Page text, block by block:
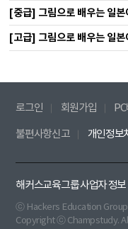
[중급] 그림으로 배우는 일
[고급] 그림으로 배우는 일
로그인 회원가입
불편사항신고 개인정보
해커스교육그룹 사업자 정보
ⓒ Hackers Education Group
Copyright ⓒ Champstudy.